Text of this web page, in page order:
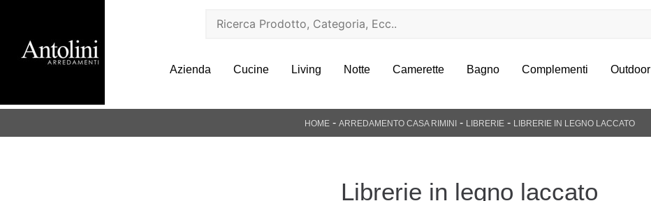
Azienda Cucine Living Notte Camerette Bagno Complementi Outdoor
HOME- ARREDAMENTO CASA RIMINI - LIBRERIE- LIBRERIE IN LEGNO LACCATO
Librerie in legno laccato